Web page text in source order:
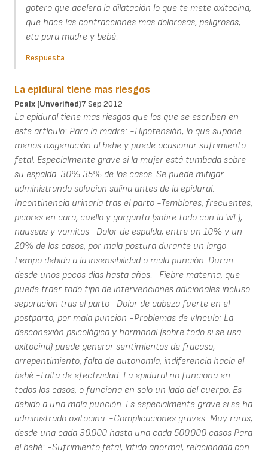
gotero que acelera la dilatación lo que te mete oxitocina,
que hace las contracciones mas dolorosas, peligrosas,
etc para madre y bebé.
Respuesta
La epidural tiene mas riesgos
Pcalx (unverified)7 Sep 2012
La epidural tiene mas riesgos que los que se escriben en
este artículo: Para la madre: -Hipotensión, lo que supone
menos oxigenación al bebe y puede ocasionar sufrimiento
fetal. Especialmente grave si la mujer está tumbada sobre
su espalda. 30% 35% de los casos. Se puede mitigar
administrando solucion salina antes de la epidural. -
Incontinencia urinaria tras el parto -Temblores, frecuentes,
picores en cara, cuello y garganta (sobre todo con la WE),
nauseas y vomitos -Dolor de espalda, entre un 10% y un
20% de los casos, por mala postura durante un largo
tiempo debida a la insensibilidad o mala punción. Duran
desde unos pocos dias hasta años. -Fiebre materna, que
puede traer todo tipo de intervenciones adicionales incluso
separacion tras el parto -Dolor de cabeza fuerte en el
postparto, por mala puncion -Problemas de vínculo: La
desconexión psicológica y hormonal (sobre todo si se usa
oxitocina) puede generar sentimientos de fracaso,
arrepentimiento, falta de autonomía, indiferencia hacia el
bebé -Falta de efectividad: La epidural no funciona en
todos los casos, o funciona en solo un lado del cuerpo. Es
debido a una mala punción. Es especialmente grave si se ha
administrado oxitocina. -Complicaciones graves: Muy raras,
desde una cada 30.000 hasta una cada 500.000 casos Para
el bebé: -Sufrimiento fetal, latido anormal, relacionada con